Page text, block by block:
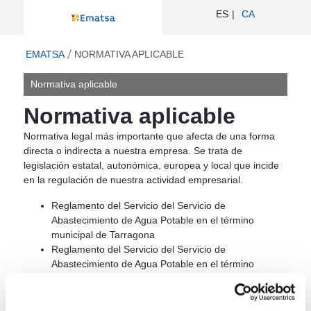
Normativa aplicable - Ematsa
ES CA
EMATSA NORMATIVA APLICABLE
Normativa aplicable
Normativa aplicable
Normativa legal más importante que afecta de una forma
directa o indirecta a nuestra empresa. Se trata de
legislación estatal, autonómica, europea y local que incide
en la regulación de nuestra actividad empresarial.
Reglamento del Servicio del Servicio de
Abastecimiento de Agua Potable en el término
municipal de Tarragona
Reglamento del Servicio del Servicio de
Abastecimiento de Agua Potable en el término
Decreto legislativo 3/2003, de 4 de noviembre, por el